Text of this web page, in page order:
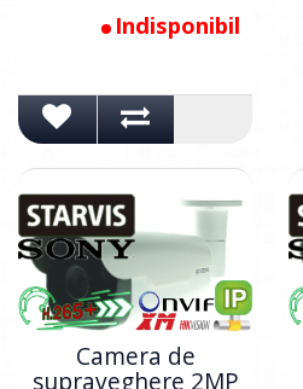
Indisponibil
Camera de
supraveghere 2MP